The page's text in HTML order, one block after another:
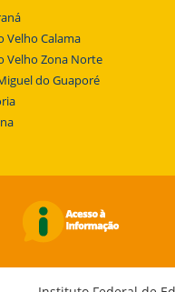
Velho Calama
Velho Zona Norte
do Guaporé